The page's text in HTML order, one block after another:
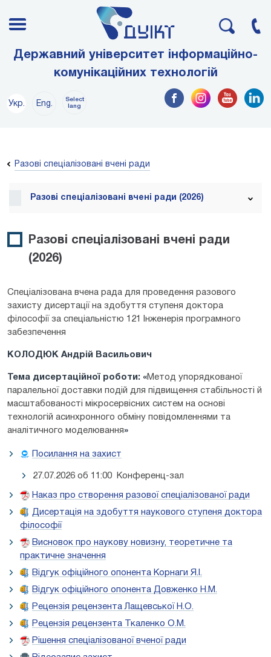
Державний університет інформаційно-
комунікаційних технологій
Укр. Eng.
Select
lang
Разові спеціалізовані вчені ради
Разові спеціалізовані вчені ради (2026)
Разові спеціалізовані вчені ради
(2026)
Спеціалізована вчена рада для проведення разового
захисту дисертації на здобуття ступеня доктора
філософії за спеціальністю 121 Інженерія програмного
забезпечення
КОЛОДЮК Андрій Васильович
Тема дисертаційної роботи: «Метод упорядкованої
паралельної доставки подій для підвищення стабільності й
масштабованості мікросервісних систем на основі
технологій асинхронного обміну повідомленнями та
аналітичного моделювання»
Посилання на захист
27.07.2026 об 11:00 Конференц-зал
Наказ про створення разової спеціалізованої ради
Дисертація на здобуття наукового ступеня доктора
філософії
Висновок про наукову новизну, теоретичне та
практичне значення
Відгук офіційного опонента Корнаги Я.І.
Відгук офіційного опонента Довженко Н.М.
Рецензія рецензента Лащевської Н.О.
Рецензія рецензента Ткаленко О.М.
Рішення спеціалізованої вченої ради